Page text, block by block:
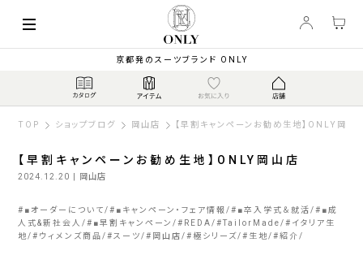
京都発のスーツブランド ONLY
TOP ショップブログ 岡山店 【早割キャンペーンお勧め生地】ONLY岡山
【早割キャンペーンお勧め生地】ONLY岡山店
2024.12.20 | 岡山店
# ■オーダーについて # ■キャンペーン・フェア情報 # ■卒入学式＆就活 # ■成
人式&新社会人 # ■早割キャンペーン # REDA #TailorMade # イタリア生
地 # ウィメンズ商品 # スーツ # 岡山店 #極シリーズ # 生地 #紹介